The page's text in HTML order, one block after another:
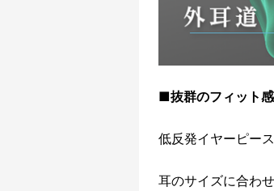
■抜群のフィット感
低反発イヤーピー
耳のサイズに合わ